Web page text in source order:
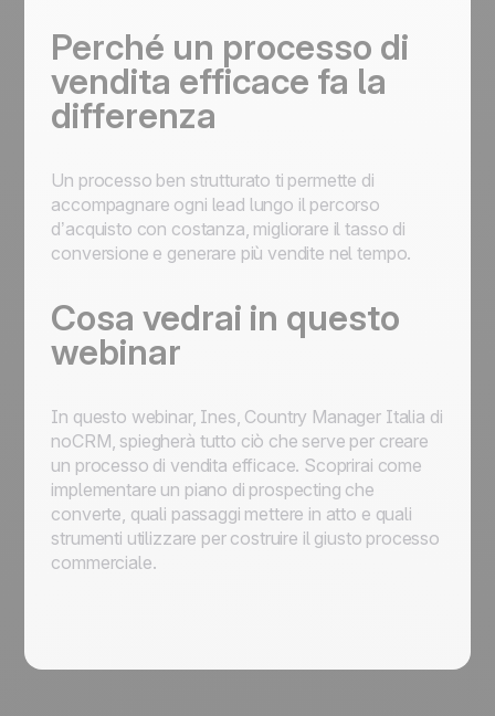
Perché un processo di
vendita efficace fa la
differenza
Un processo ben strutturato ti permette di
accompagnare ogni lead lungo il percorso
d’acquisto con costanza, migliorare il tasso di
conversione e generare più vendite nel tempo.
Cosa vedrai in questo
webinar
In questo webinar, Ines, Country Manager Italia di
noCRM, spiegherà tutto ciò che serve per creare
un processo di vendita efficace. Scoprirai come
implementare un piano di prospecting che
converte, quali passaggi mettere in atto e quali
strumenti utilizzare per costruire il giusto processo
commerciale.